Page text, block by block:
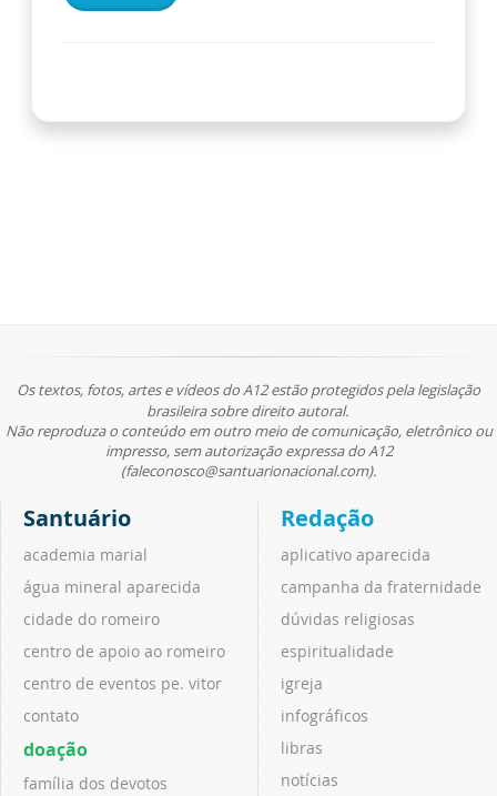
Os textos, fotos, artes e vídeos do A12 estão protegidos pela legislação
brasileira sobre direito autoral.
Não reproduza o conteúdo em outro meio de comunicação, eletrônico ou
impresso, sem autorização expressa do A12
(faleconosco@santuarionacional.com).
Santuário
academia marial
água mineral aparecida
cidade do romeiro
centro de apoio ao romeiro
centro de eventos pe. vitor
contato
doação
família dos devotos
Redação
aplicativo aparecida
campanha da fraternidade
dúvidas religiosas
espiritualidade
igreja
infográficos
libras
notícias